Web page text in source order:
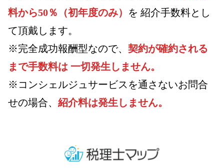
料から50％（初年度のみ） を 紹介手数料とし
て頂戴します。
※完全成功報酬型なので、 契約が確約される
まで手数料は 一切発生しません。
※コンシェルジュサービスを通さないお問合
せの場合、 紹介料は発生しません。